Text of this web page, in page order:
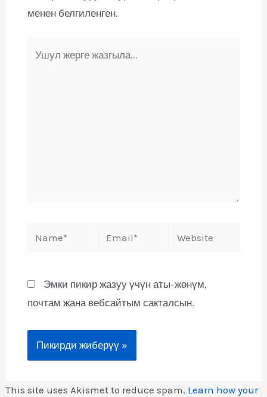
менен белгиленген.
Эмки пикир жазуу үчүн аты-жөнүм,
почтам жана вебсайтым сакталсын.
This site uses Akismet to reduce spam. Learn how your